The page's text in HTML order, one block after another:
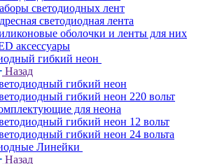
светодиодных лент
светодиодная лента
оболочки и ленты для них
аксессуары
гибкий неон
Назад
гибкий неон
гибкий неон 220 вольт
для неона
гибкий неон 12 вольт
гибкий неон 24 вольта
Линейки
Назад